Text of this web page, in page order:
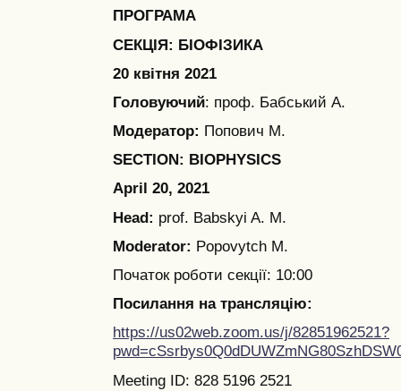
ПРОГРАМА
СЕКЦІЯ: БІОФІЗИКА
20 квітня 2021
Головуючий: проф. Бабський А.
Модератор: Попович М.
SECTION: BIOPHYSICS
April 20, 2021
Head: prof. Babskyi A. M.
Moderator: Popovytch M.
Початок роботи секції: 10:00
Посилання на трансляцію:
https://us02web.zoom.us/j/82851962521?
Meeting ID: 828 5196 2521